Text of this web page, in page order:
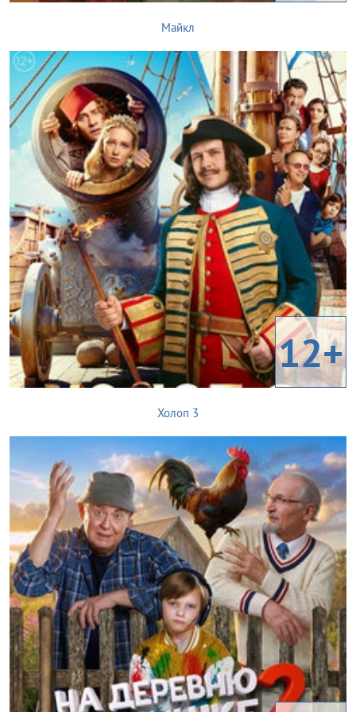
Майкл
12+
Холоп 3